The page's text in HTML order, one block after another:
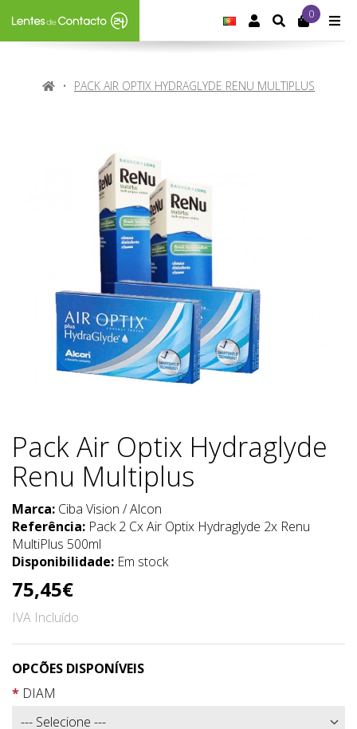
IDIOMA:
PORTUGUÊS
CONTA DE
SEARCH
0
HOMEPACK AIR OPTIX HYDRAGLYDE RENU MULTIPLUS
Pack Air Optix Hydraglyde
Renu Multiplus
Marca: Ciba Vision / Alcon
Referência: Pack 2 Cx Air Optix Hydraglyde 2x Renu
MultiPlus 500ml
Disponibilidade: Em stock
75,45€
IVA Incluído
OPCÕES DISPONÍVEIS
DIAM